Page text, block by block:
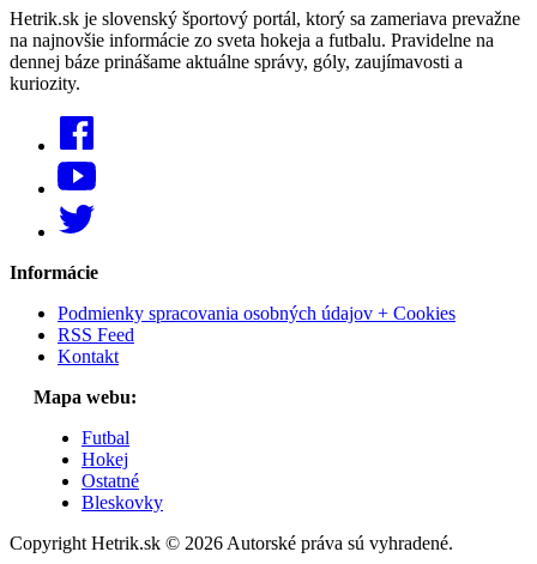
Hetrik.sk je slovenský športový portál, ktorý sa zameriava prevažne
na najnovšie informácie zo sveta hokeja a futbalu. Pravidelne na
dennej báze prinášame aktuálne správy, góly, zaujímavosti a
kuriozity.
Informácie
Podmienky spracovania osobných údajov + Cookies
RSS Feed
Kontakt
Mapa webu:
Futbal
Hokej
Ostatné
Bleskovky
Copyright Hetrik.sk © 2026 Autorské práva sú vyhradené.